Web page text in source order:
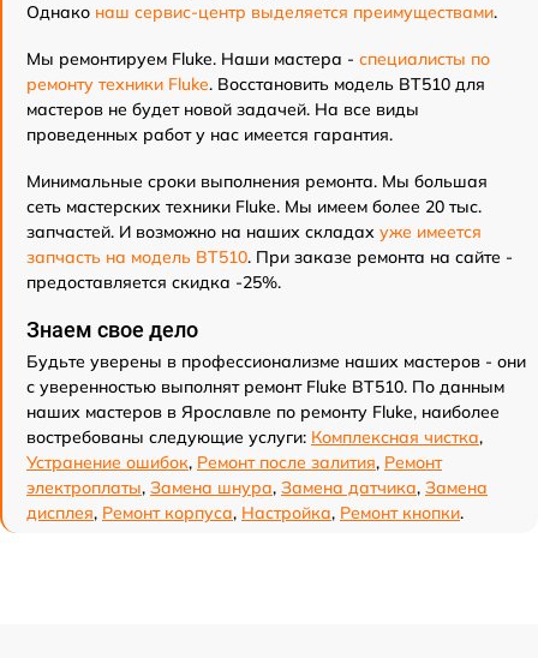
Однако наш сервис-центр выделяется преимуществами.
Мы ремонтируем Fluke. Наши мастера - специалисты по
ремонту техники Fluke. Восстановить модель BT510 для
мастеров не будет новой задачей. На все виды
проведенных работ у нас имеется гарантия.
Минимальные сроки выполнения ремонта. Мы большая
сеть мастерских техники Fluke. Мы имеем более 20 тыс.
запчастей. И возможно на наших складах уже имеется
запчасть на модель BT510. При заказе ремонта на сайте -
предоставляется скидка -25%.
Знаем свое дело
Будьте уверены в профессионализме наших мастеров - они
с уверенностью выполнят ремонт Fluke BT510. По данным
наших мастеров в Ярославле по ремонту Fluke, наиболее
востребованы следующие услуги: Комплексная чистка,
Устранение ошибок, Ремонт после залития, Ремонт
электроплаты, Замена шнура, Замена датчика, Замена
дисплея, Ремонт корпуса, Настройка, Ремонт кнопки.